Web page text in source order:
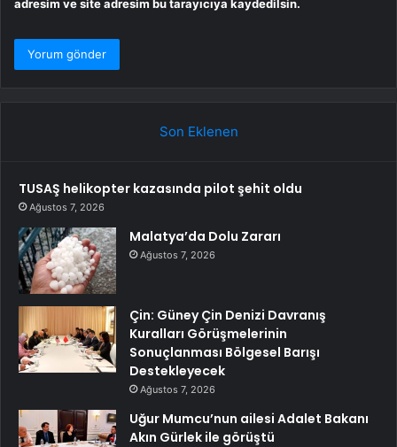
adresim ve site adresim bu tarayıcıya kaydedilsin.
Son Eklenen
TUSAŞ helikopter kazasında pilot şehit oldu
Ağustos 7, 2026
Malatya’da Dolu Zararı
Ağustos 7, 2026
Çin: Güney Çin Denizi Davranış
Kuralları Görüşmelerinin
Sonuçlanması Bölgesel Barışı
Destekleyecek
Ağustos 7, 2026
Uğur Mumcu’nun ailesi Adalet Bakanı
Akın Gürlek ile görüştü